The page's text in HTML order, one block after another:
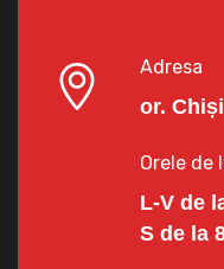
Adresa
or.
Orele de
L-V de
S de la